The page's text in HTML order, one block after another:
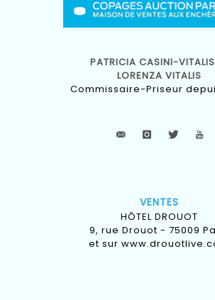
PATRICIA CASINI-
LORENZA VITALIS
Commissaire-Priseur
VENTES
HÔTEL DROUOT
9, rue Drouot - 75009
et sur